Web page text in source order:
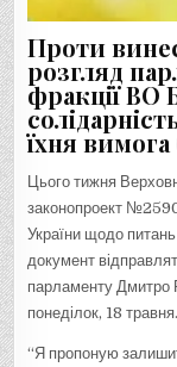
Проти
розгляд
фракції ВО
їхня вимога
Цього тижня
законопроект
України щодо
документ
парламенту Дмитро
понеділок, 18 травня.
“Я пропоную